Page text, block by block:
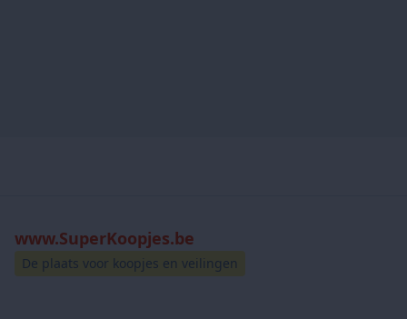
www.SuperKoopjes.be
De plaats voor koopjes en veilingen